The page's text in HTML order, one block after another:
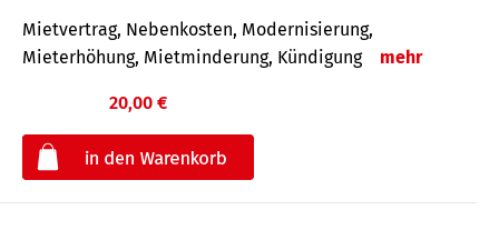
Mietvertrag, Nebenkosten, Modernisierung,
Mieterhöhung, Mietminderung, Kündigung
mehr
20,00 €